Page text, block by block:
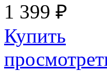
1 399 ₽
Купить